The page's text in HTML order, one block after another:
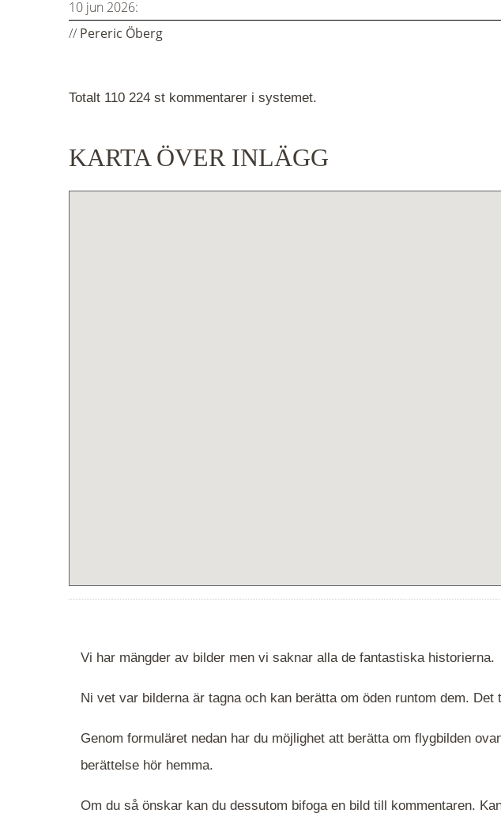
Totalt 110 224 st kommentarer i systemet.
KARTA ÖVER INLÄGG
10 jun 2026:
// Pereric Öberg
Vi har mängder av bilder men vi saknar alla de fantastiska historierna.
Ni vet var bilderna är tagna och kan berätta om öden runtom dem.
Genom formuläret nedan har du möjlighet att berätta om flygbilden
berättelse hör hemma.
Om du så önskar kan du dessutom bifoga en bild till kommentaren.